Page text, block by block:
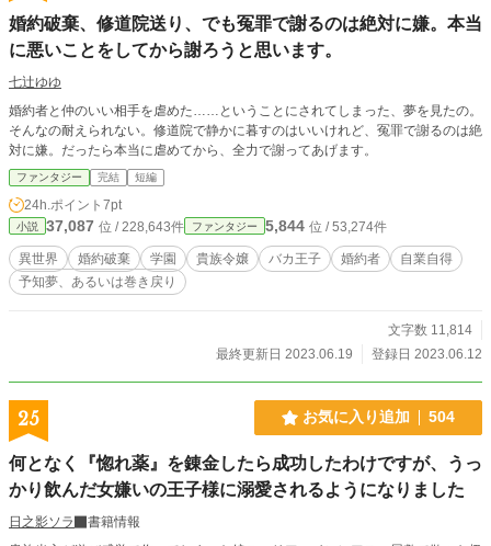
婚約破棄、修道院送り、でも冤罪で謝るのは絶対に嫌。本当
に悪いことをしてから謝ろうと思います。
七辻ゆゆ
婚約者と仲のいい相手を虐めた……ということにされてしまった、夢を見たの。
そんなの耐えられない。修道院で静かに暮すのはいいけれど、冤罪で謝るのは絶
対に嫌。だったら本当に虐めてから、全力で謝ってあげます。
ファンタジー 完結 短編
24h.ポイント 7pt
小説 37,087 位 / 228,643件 ファンタジー 5,844 位 / 53,274件
異世界 婚約破棄 学園 貴族令嬢 バカ王子 婚約者
自業自得
予知夢、あるいは巻き戻り
文字数 11,814
最終更新日 2023.06.19
登録日 2023.06.12
25 お気に入り追加 504
何となく『惚れ薬』を錬金したら成功したわけですが、うっ
かり飲んだ女嫌いの王子様に溺愛されるようになりました
日之影ソラ
書籍情報